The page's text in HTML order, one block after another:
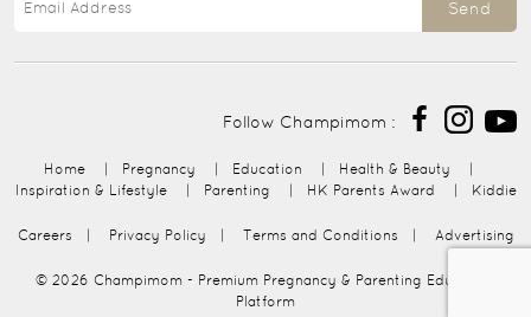
Send
Follow Champimom :
Home Pregnancy Education Health & Beauty
Inspiration & Lifestyle
Parenting HK Parents Award Kiddie
Careers Privacy Policy Terms and Conditions Advertising
© 2026 Champimom - Premium Pregnancy & Parenting Education
Platform